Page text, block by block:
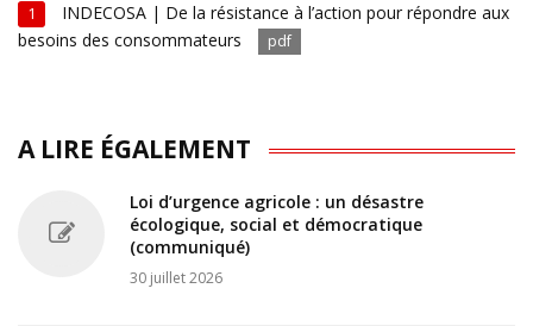
1
INDECOSA | De la résistance à l’action pour répondre aux
besoins des consommateurs
pdf
A LIRE ÉGALEMENT
Loi d’urgence agricole : un désastre
écologique, social et démocratique
(communiqué)
30 juillet 2026